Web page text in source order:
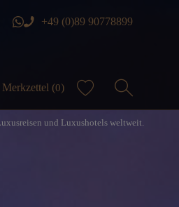
+49 (0)89 90778899
Merkzettel (0)
und Luxushotels weltweit.